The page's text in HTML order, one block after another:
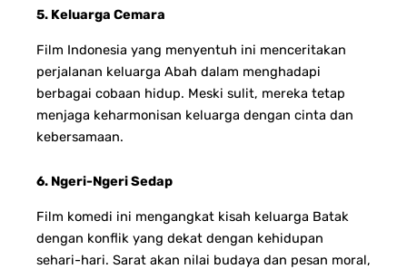
5. Keluarga Cemara
Film Indonesia yang menyentuh ini menceritakan
perjalanan keluarga Abah dalam menghadapi
berbagai cobaan hidup. Meski sulit, mereka tetap
menjaga keharmonisan keluarga dengan cinta dan
kebersamaan.
6. Ngeri-Ngeri Sedap
Film komedi ini mengangkat kisah keluarga Batak
dengan konflik yang dekat dengan kehidupan
sehari-hari. Sarat akan nilai budaya dan pesan moral,